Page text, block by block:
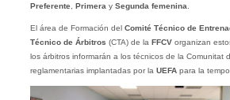
Preferente, Primera y Segunda femenina
El área de Formación del Comité Técnico de
Técnico de Árbitros (CTA) de la FFCVorganizan
los árbitros informarán a los técnicos de la Comunitat
reglamentarias implantadas por la UEFApara la